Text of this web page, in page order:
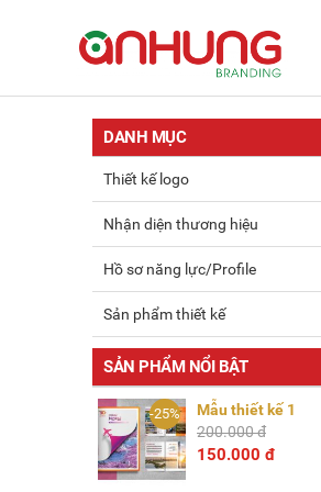
DANH MỤC
Thiết kế logo
Nhận diện thương hiệu
Hồ sơ năng lực/Profile
Sản phẩm thiết kế
SẢN PHẨM NỔI BẬT
-25%
Mẫu thiết kế 1
200.000 đ
150.000 đ